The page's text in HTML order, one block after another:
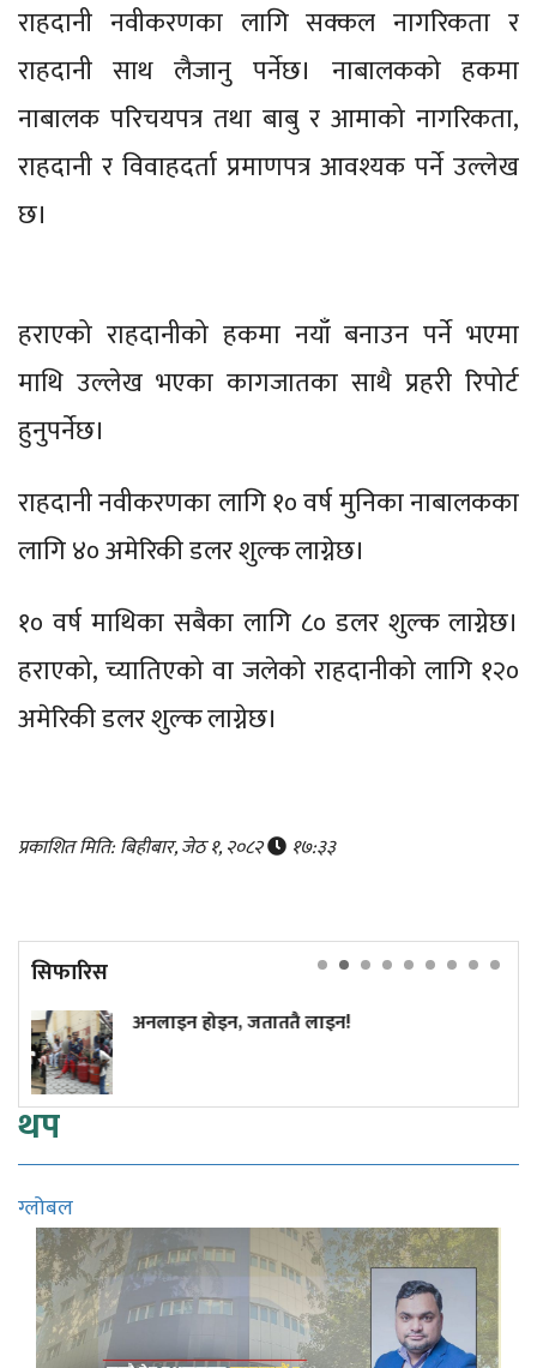
राहदानी नवीकरणका लागि सक्कल नागरिकता र
राहदानी साथ लैजानु पर्नेछ। नाबालकको हकमा
नाबालक परिचयपत्र तथा बाबु र आमाको नागरिकता,
राहदानी र विवाहदर्ता प्रमाणपत्र आवश्यक पर्ने उल्लेख
छ।
हराएको राहदानीको हकमा नयाँ बनाउन पर्ने भएमा
माथि उल्लेख भएका कागजातका साथै प्रहरी रिपोर्ट
हुनुपर्नेछ।
राहदानी नवीकरणका लागि १० वर्ष मुनिका नाबालकका
लागि ४० अमेरिकी डलर शुल्क लाग्नेछ।
१० वर्ष माथिका सबैका लागि ८० डलर शुल्क लाग्नेछ।
हराएको, च्यातिएको वा जलेको राहदानीको लागि १२०
अमेरिकी डलर शुल्क लाग्नेछ।
प्रकाशित मिति: बिहीबार, जेठ १, २०८२ १७:३३
सिफारिस
होइन, जताततै लाइन!
थप
ग्लोबल